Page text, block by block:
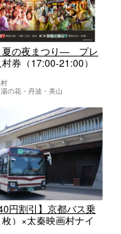
の夜まつり― プレ
券（17:00-21:00）
湯の花・丹波・美山
円割引】京都バス乗
）×太秦映画村ナイ